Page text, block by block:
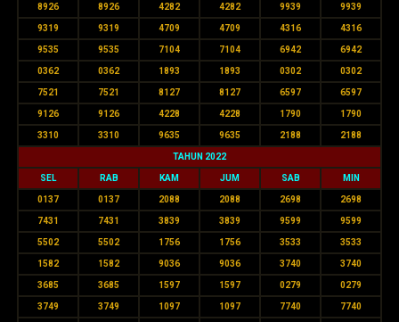
8926 8926 4282 4282 9939 9939
9319 9319 4709 4709 4316 4316
9535 9535 7104 7104 6942 6942
0362 0362 1893 1893 0302 0302
7521 7521 8127 8127 6597 6597
9126 9126 4228 4228 1790 1790
3310 3310 9635 9635 2188 2188
TAHUN 2022
SEL RAB KAM JUM SAB MIN
0137 0137 2088 2088 2698 2698
7431 7431 3839 3839 9599 9599
5502 5502 1756 1756 3533 3533
1582 1582 9036 9036 3740 3740
3685 3685 1597 1597 0279 0279
3749 3749 1097 1097 7740 7740